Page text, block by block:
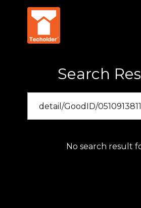
Search
No search result